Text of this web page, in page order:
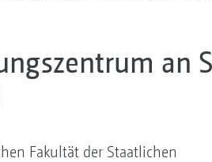
an
Fakultät der Staatlichen